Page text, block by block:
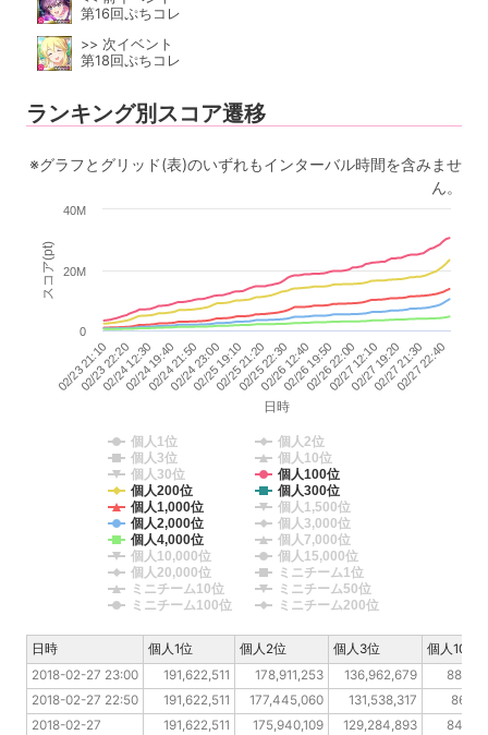
第16回ぷちコレ
>> 次イベント
第18回ぷちコレ
ランキング別スコア遷移
※グラフとグリッド(表)のいずれもインターバル時間を含みませ
ん。
日時
スコア(pt)
02/23 21:10 02/27 19:20
02/23 22:20
02/24 12:30
02/24 19:40
02/24 21:50
02/24 23:00
02/25 19:10
02/25 21:20
02/25 22:30
02/26 12:40
02/26 19:50
02/26 22:00
02/27 12:1002/27 21:30
02/27 22:40
0
20M
40M
個人1位
個人2位
個人3位
個人10位
個人30位
個人100位
個人200位
個人300位
個人1,000位
個人1,500位
個人2,000位
個人3,000位
個人4,000位
個人7,000位
個人10,000位
個人15,000位
個人20,000位
ミニチーム1位
ミニチーム10位
ミニチーム50位
ミニチーム100位
ミニチーム200位
2018-02-27 23:00 191,622,511 178,911,253 136,962,679
2018-02-27 22:50
191,622,511 177,445,060 131,538,317
2018-02-27 22:40
191,622,511 175,940,109 129,284,893
日時 個人1位 個人2位 個人3位
個人10位
2018-02-27 23:00
2018-02-27 22:50
2018-02-27
日時